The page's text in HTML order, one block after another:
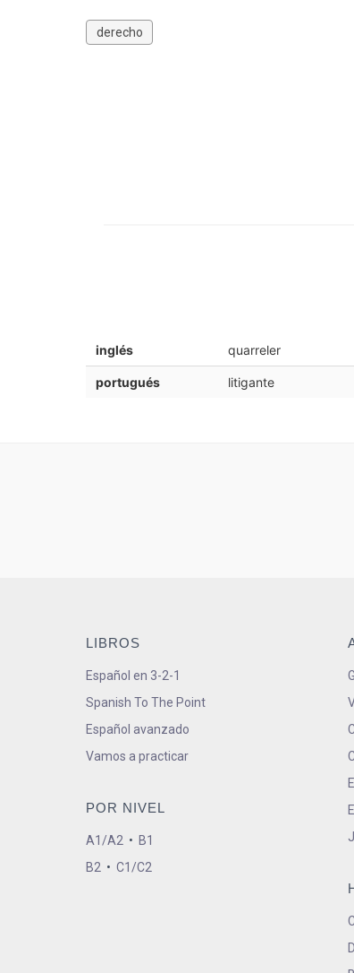
derecho
inglés quarreler
portugués litigante
LIBROS
Español en 3-2-1
Spanish To The Point
Español avanzado
Vamos a practicar
POR NIVEL
A1/A2 • B1
B2 • C1/C2